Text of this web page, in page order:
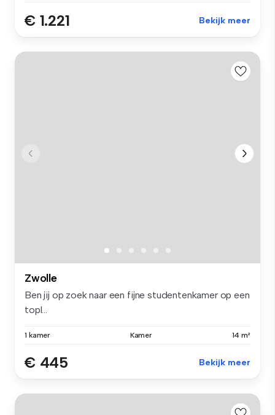
€ 1.221 Bekijk meer
Zwolle
Ben jij op zoek naar een fijne studentenkamer op een
topl...
1 kamer Kamer 14 m²
€ 445 Bekijk meer